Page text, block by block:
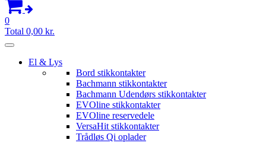
0
Total 0,00 kr.
El & Lys
Bord stikkontakter
Bachmann stikkontakter
Bachmann Udendørs stikkontakter
EVOline stikkontakter
EVOline reservedele
VersaHit stikkontakter
Trådløs Qi oplader